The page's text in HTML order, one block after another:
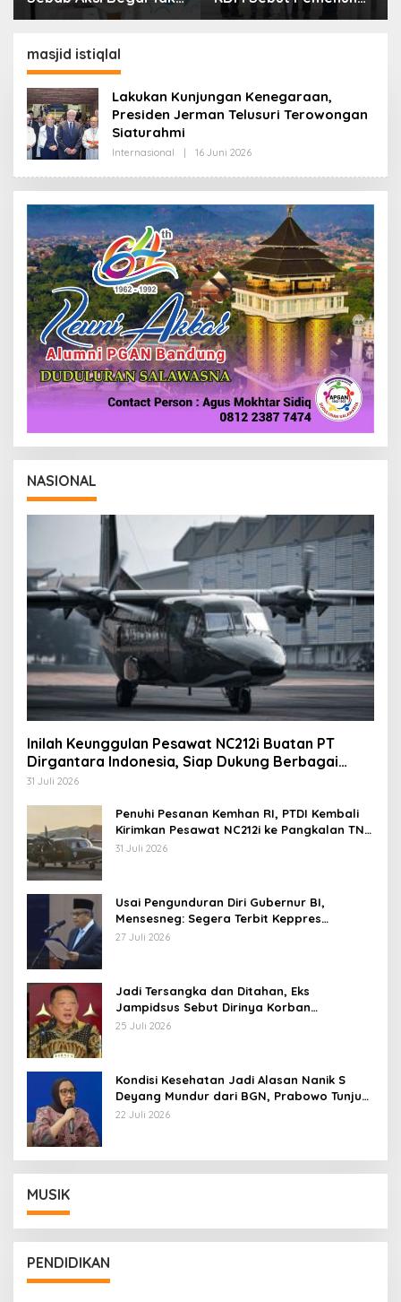
Boleh Hanya Dikaitkan
Kebutuhan Dasar
masjid istiqlal
Lakukan Kunjungan Kenegaraan,
Presiden Jerman Telusuri Terowongan
Siaturahmi
Internasional 16 Juni 2026
E
H
R
D
A
K
I
NASIONAL
Inilah Keunggulan Pesawat NC212i Buatan PT
Dirgantara Indonesia, Siap Dukung Berbagai
Operasi TNI
31 Juli 2026
Penuhi Pesanan Kemhan RI, PTDI Kembali
Kirimkan Pesawat NC212i ke Pangkalan TNI
AU
31 Juli 2026
Usai Pengunduran Diri Gubernur BI,
Mensesneg: Segera Terbit Keppres
Pemberhentian dengan Hormat
27 Juli 2026
Jadi Tersangka dan Ditahan, Eks
Jampidsus Sebut Dirinya Korban
Kriminalisasi
25 Juli 2026
Kondisi Kesehatan Jadi Alasan Nanik S
Deyang Mundur dari BGN, Prabowo Tunjuk
Wamentan Sudaryono
22 Juli 2026
MUSIK
PENDIDIKAN